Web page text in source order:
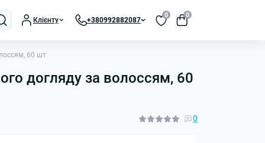
Клієнту +380992882087
0 0
60 шт
догляду за волоссям, 60
0